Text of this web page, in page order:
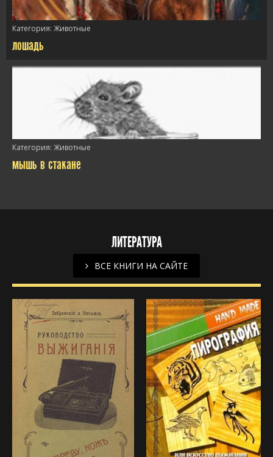
/>
/>
Категория: Животные
лошадь
Категория: Животные
мышь в стакане
ЛИТЕРАТУРА
ВСЕ КНИГИ НА САЙТЕ